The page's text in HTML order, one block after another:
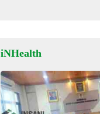
iNHealth